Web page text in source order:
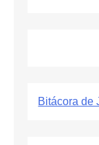
Bitácora de